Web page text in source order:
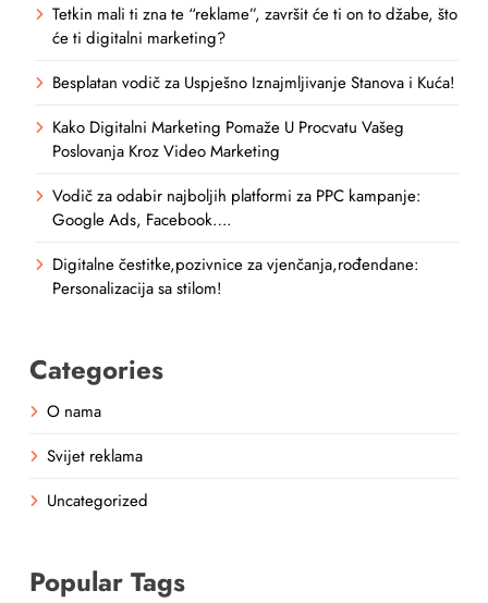
Tetkin mali ti zna te “reklame”, završit će ti on to džabe, što
će ti digitalni marketing?
Besplatan vodič za Uspješno Iznajmljivanje Stanova i Kuća!
Kako Digitalni Marketing Pomaže U Procvatu Vašeg
Poslovanja Kroz Video Marketing
Vodič za odabir najboljih platformi za PPC kampanje:
Google Ads, Facebook….
Digitalne čestitke,pozivnice za vjenčanja,rođendane:
Personalizacija sa stilom!
Categories
O nama
Svijet reklama
Uncategorized
Popular Tags